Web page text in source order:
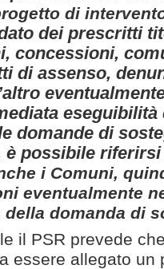
di
dei prescritti
concessioni,
di assenso,
domande di
è possibile
i Comuni,
eventualmente
della domanda di
il PSR prevede
essere allegato un